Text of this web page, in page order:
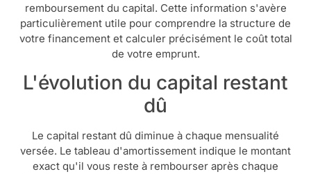
remboursement du capital. Cette information s'avère
particulièrement utile pour comprendre la structure de
votre financement et calculer précisément le coût total
de votre emprunt.
L'évolution du capital restant
dû
Le capital restant dû diminue à chaque mensualité
versée. Le tableau d'amortissement indique le montant
exact qu'il vous reste à rembourser après chaque